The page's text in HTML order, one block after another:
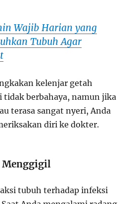
Wajib Harian yang
Tubuh Agar
kelenjar getah
tidak berbahaya, namun jika
terasa sangat nyeri, Anda
diri ke dokter.
Menggigil
tubuh terhadap infeksi